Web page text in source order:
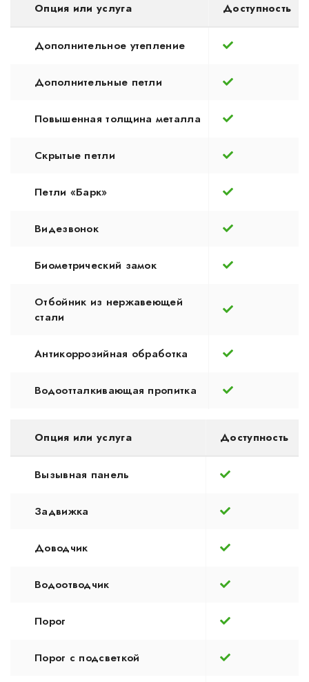
Опция или услуга Доступность
Дополнительное утепление
Дополнительные петли
Повышенная толщина металла
Скрытые петли
Петли «Барк»
Видезвонок
Биометрический замок
Отбойник из нержавеющей
стали
Антикоррозийная обработка
Водоотталкивающая пропитка
Опция или услуга Доступность
Вызывная панель
Задвижка
Доводчик
Водоотводчик
Порог
Порог с подсветкой